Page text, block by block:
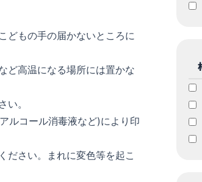
どもの手の届かないところに
ど高温になる場所には置かな
い。
ルコール消毒液など)により印
ださい。まれに変色等を起こ